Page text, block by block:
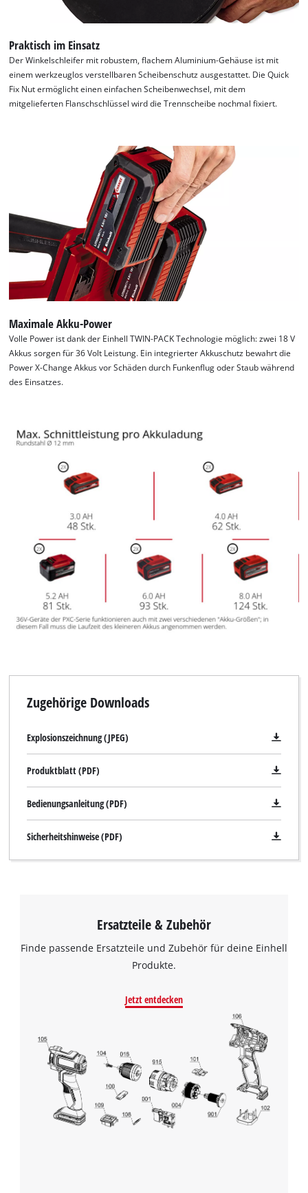
Wir benötigen deine Zustimmung, um
Google Maps laden zu können!
This content is not permitted to load due
to trackers that are not disclosed to the
visitor. The website owner needs to setup
the site with their CMP to add this content
to the list of technologies used.
Praktisch im Einsatz
Der Winkelschleifer mit robustem, flachem Aluminium-Gehäuse ist mit
einem werkzeuglos verstellbaren Scheibenschutz ausgestattet. Die Quick
Fix Nut ermöglicht einen einfachen Scheibenwechsel, mit dem
mitgelieferten Flanschschlüssel wird die Trennscheibe nochmal fixiert.
Maximale Akku-Power
Volle Power ist dank der Einhell TWIN-PACK Technologie möglich: zwei 18 V
Akkus sorgen für 36 Volt Leistung. Ein integrierter Akkuschutz bewahrt die
Power X-Change Akkus vor Schäden durch Funkenflug oder Staub während
des Einsatzes.
Zugehörige Downloads
Explosionszeichnung (JPEG)
Produktblatt (PDF)
Bedienungsanleitung (PDF)
Sicherheitshinweise (PDF)
Ersatzteile & Zubehör
Finde passende Ersatzteile und Zubehör für deine Einhell
Produkte.
Jetzt entdecken